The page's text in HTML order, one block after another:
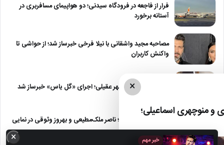
فرار از فاجعه در فرودگاه سیدنی؛ دو هواپیمای مسافربری در
آستانه برخورد
مصاحبه مجید واشقانی با نیلا فرخی خبرساز شد؛ از حواشی تا
واکنش کاربران
شایعه بازگشت شادمهر عقیلی؛ اجرای «گل یاس» خبرساز شد
عکس | سفر در زمان؛ ناصر ملک‌مطیعی و بهروز وثوقی در نمایی
از…
×
منوچهری اسماعیلی؛
×
خبر مهم